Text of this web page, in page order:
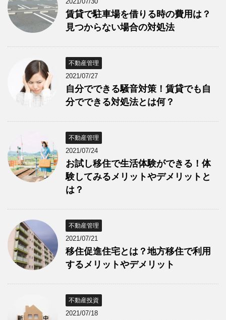
賃貸で駐車場を借りる時の費用は？
見つからない場合の対処法
不動産管理
2021/07/27
自分でできる騒音対策！賃貸でも自
分でできる対処法とは何？
不動産管理
2021/07/24
お試し移住で生活体験ができる！体
験してみるメリットやデメリットと
は？
不動産管理
2021/07/21
移住促進住宅とは？地方移住で利用
するメリットやデメリット
不動産投資
2021/07/18